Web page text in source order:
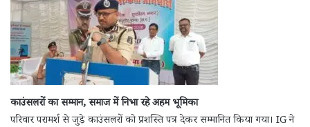
काउंसलरों का सम्मान, समाज में निभा रहे अहम भूमिका
परिवार परामर्श से जुड़े काउंसलरों को प्रशस्ति पत्र देकर सम्मानित किया गया। IG ने